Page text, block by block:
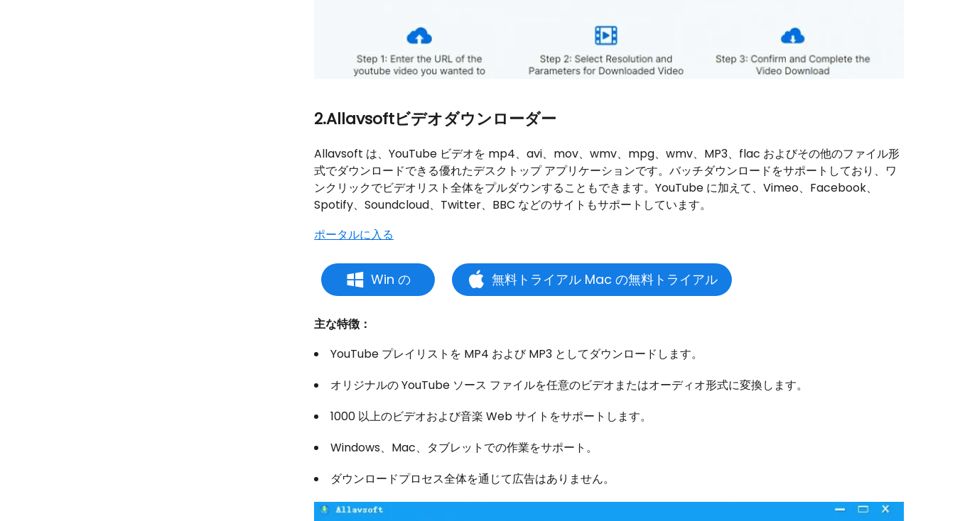
2.Allavsoftビデオダウンローダー
Allavsoft は、YouTube ビデオを mp4、avi、mov、wmv、mpg、wmv、MP3、flac およびその他のファイル形
式でダウンロードできる優れたデスクトップ アプリケーションです。バッチダウンロードをサポートしており、ワ
ンクリックでビデオリスト全体をプルダウンすることもできます。YouTube に加えて、Vimeo、Facebook、
Spotify、Soundcloud、Twitter、BBC などのサイトもサポートしています。
ポータルに入る
Win の 無料トライアル Mac の無料トライアル
主な特徴：
YouTube プレイリストを MP4 および MP3 としてダウンロードします。
オリジナルの YouTube ソース ファイルを任意のビデオまたはオーディオ形式に変換します。
1000 以上のビデオおよび音楽 Web サイトをサポートします。
Windows、Mac、タブレットでの作業をサポート。
ダウンロードプロセス全体を通じて広告はありません。